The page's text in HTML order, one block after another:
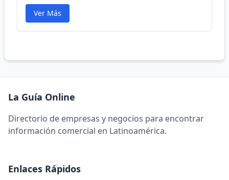
Ver Más
La Guía Online
Directorio de empresas y negocios para encontrar
información comercial en Latinoamérica.
Enlaces Rápidos